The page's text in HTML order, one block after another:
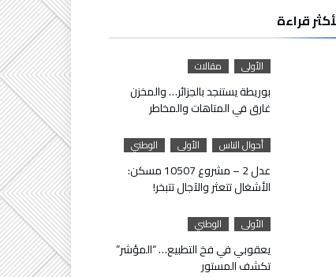
قراءة
الأولى مقالات
بوريطة يستنجد بالجزائر… والمخزن
غارق في المتاهات والمخاطر
أحوال الناس الأولى الوطني
عدل 2 – مشروع 10507 مسكن:
الأشغال تتعثر والآجال تتبخر!
الأولى الوطني
يعقوبي في فخ التطبيع… “المؤشر”
تكشف المستور